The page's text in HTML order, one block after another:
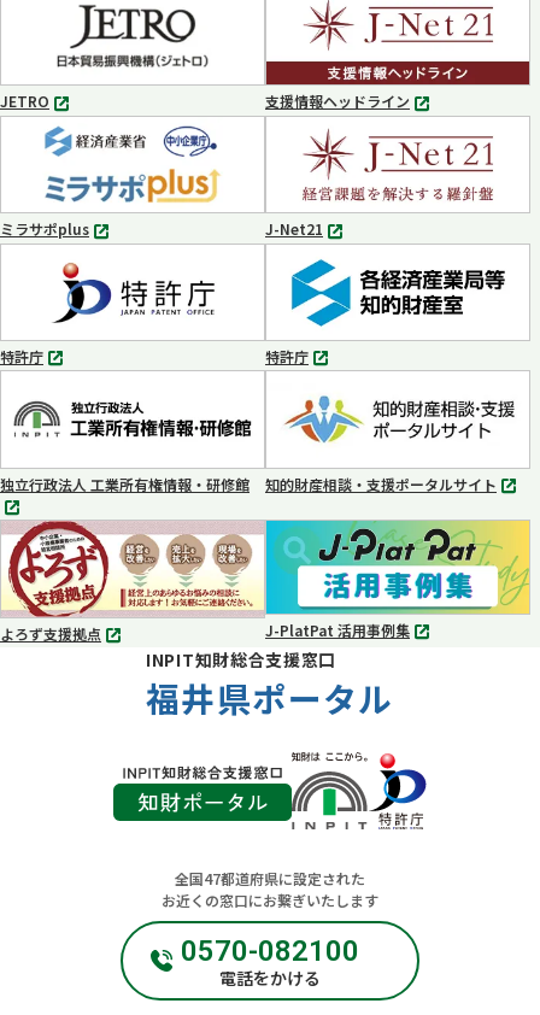
開
く
JETRO
別
タ
ブ
で
開
く
支援情報ヘッドライン
別
タ
ブ
で
開
く
ミラサポplus
別
ブ
で
開
く
J-Net21
別
タ
ブ
で
開
く
特許庁
別
ブ
で
く
特許庁
別
ブ
で
開
く
独立行政法人 工業所有権情報・研修館
別
タ
ブ
で
知的財産相談・支援ポータルサイト
別
タ
開
く
よろず支援拠点
別
J-PlatPat 活用事例集
別
INPIT知財総合支援窓口
福井県ポータル
全国47都道府県に設定された
お近くの窓口にお繋ぎいたします
0570-082100
電話をかける